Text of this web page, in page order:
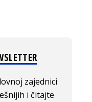
zajednici
i čitajte